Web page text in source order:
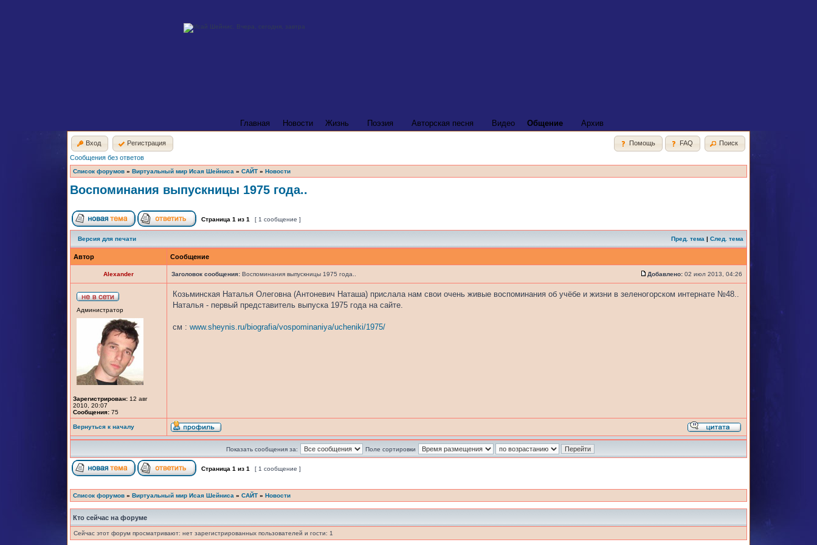
Главная Новости Жизнь Поэзия Авторская песня Видео Общение Архив
Вход Регистрация Помощь FAQ
Поиск
Сообщения без ответов
Список форумов » Виртуальный мир Исая Шейниса » САЙТ » Новости
Воспоминания выпускницы 1975 года..
Страница 1 из 1 [ 1 сообщение ]
Версия для печати Пред. тема | След. тема
Автор Сообщение
Alexander Заголовок сообщения: Воспоминания выпускницы 1975 года.. Добавлено: 02 июл 2013, 04:26
Администратор
Зарегистрирован: 12 авг
2010, 20:07
Сообщения: 75
Козьминская Наталья Олеговна (Антоневич Наташа) прислала нам свои очень живые воспоминания об учёбе и жизни в зеленогорском интернате №48..
Наталья - первый представитель выпуска 1975 года на сайте.
см : www.sheynis.ru/biografia/vospominaniya/ucheniki/1975/
Вернуться к началу
Показать сообщения за: Поле сортировки
Страница 1 из 1 [ 1 сообщение ]
Список форумов » Виртуальный мир Исая Шейниса » САЙТ » Новости
Кто сейчас на форуме
Сейчас этот форум просматривают: нет зарегистрированных пользователей и гости: 1